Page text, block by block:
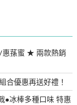
惠蓀蜜 ★ 兩款熱銷
合優惠再送好禮！
●冰棒多種口味 特惠